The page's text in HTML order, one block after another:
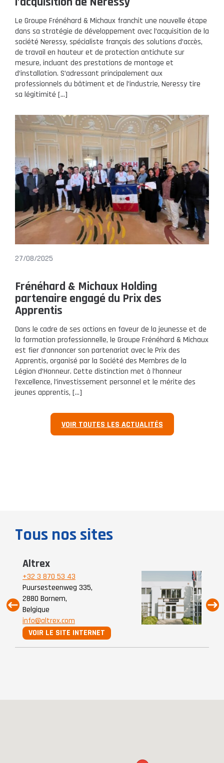
Le Groupe Frénéhard & Michaux franchit une nouvelle étape
dans sa stratégie de développement avec l’acquisition de la
société Neressy, spécialiste français des solutions d’accès,
de travail en hauteur et de protection antichute sur
mesure, incluant des prestations de montage et
d’installation. S’adressant principalement aux
professionnels du bâtiment et de l’industrie, Neressy tire
sa légitimité […]
27/08/2025
Frénéhard & Michaux Holding
partenaire engagé du Prix des
Apprentis
Dans le cadre de ses actions en faveur de la jeunesse et de
la formation professionnelle, le Groupe Frénéhard & Michaux
est fier d’annoncer son partenariat avec le Prix des
Apprentis, organisé par la Société des Membres de la
Légion d’Honneur. Cette distinction met à l’honneur
l’excellence, l’investissement personnel et le mérite des
jeunes apprentis, […]
VOIR TOUTES LES ACTUALITÉS
Tous nos sites
Altrex
+32 3 870 53 43
Puursesteenweg 335,
2880 Bornem,
Belgique
info@altrex.com
VOIR LE SITE INTERNET